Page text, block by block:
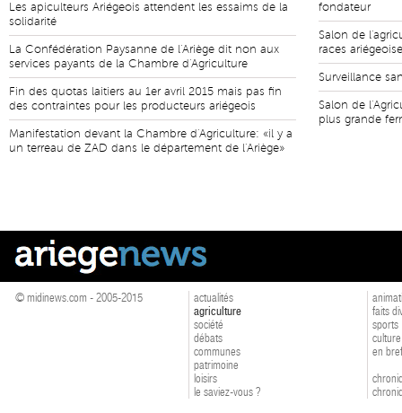
Les apiculteurs Ariégeois attendent les essaims de la
solidarité
La Confédération Paysanne de l'Ariège dit non aux
services payants de la Chambre d'Agriculture
Fin des quotas laitiers au 1er avril 2015 mais pas fin
des contraintes pour les producteurs ariégeois
Manifestation devant la Chambre d'Agriculture: «il y a
un terreau de ZAD dans le département de l'Ariège»
fondateur
Salon de
races
Surveillance
Salon de
plus grande
© midinews.com - 2005-2015
actualités
agriculture
société
débats
communes
patrimoine
loisirs
le saviez-vous ?
faits
sports
culture
en bref